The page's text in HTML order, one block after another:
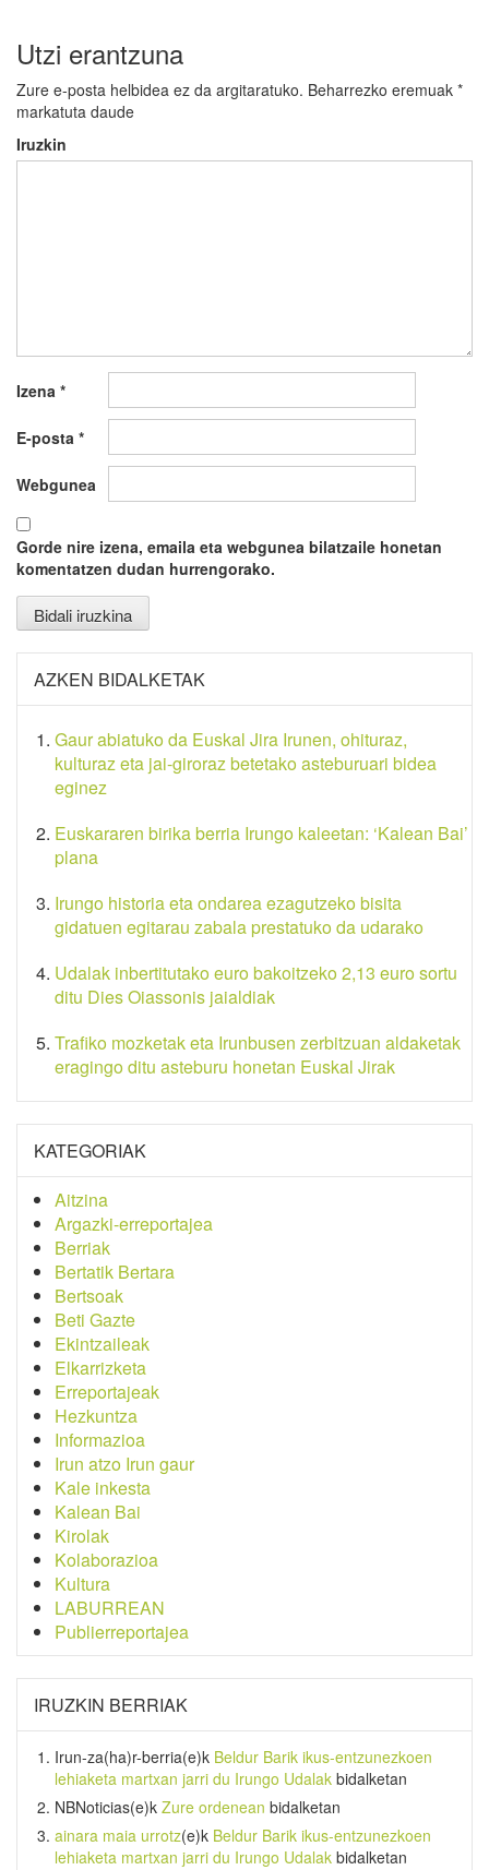
Utzi erantzuna
Zure e-posta helbidea ez da argitaratuko. Beharrezko eremuak *
markatuta daude
Iruzkin
Izena *
E-posta *
Webgunea
Gorde nire izena, emaila eta webgunea bilatzaile honetan
komentatzen dudan hurrengorako.
AZKEN BIDALKETAK
Gaur abiatuko da Euskal Jira Irunen, ohituraz,
kulturaz eta jai-giroraz betetako asteburuari bidea
eginez
Euskararen birika berria Irungo kaleetan: ‘Kalean Bai’
plana
Irungo historia eta ondarea ezagutzeko bisita
gidatuen egitarau zabala prestatuko da udarako
Udalak inbertitutako euro bakoitzeko 2,13 euro sortu
ditu Dies Oiassonis jaialdiak
Trafiko mozketak eta Irunbusen zerbitzuan aldaketak
eragingo ditu asteburu honetan Euskal Jirak
KATEGORIAK
Aitzina
Argazki-erreportajea
Berriak
Bertatik Bertara
Bertsoak
Beti Gazte
Ekintzaileak
Elkarrizketa
Erreportajeak
Hezkuntza
Informazioa
Irun atzo Irun gaur
Kale inkesta
Kalean Bai
Kirolak
Kolaborazioa
Kultura
LABURREAN
Publierreportajea
IRUZKIN BERRIAK
Irun-za(ha)r-berria(e)k Beldur Barik ikus-entzunezkoen
lehiaketa martxan jarri du Irungo Udalak bidalketan
NBNoticias(e)k Zure ordenean bidalketan
ainara maia urrotz(e)k Beldur Barik ikus-entzunezkoen
lehiaketa martxan jarri du Irungo Udalak bidalketan